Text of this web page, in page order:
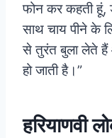
फोन कर कहती
साथ चाय पीने के
से तुरंत बुला लेते हैं
हो जाती है।”
हरियाणवी